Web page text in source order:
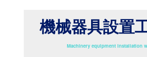
機械器具設置
Machinery equipment installation